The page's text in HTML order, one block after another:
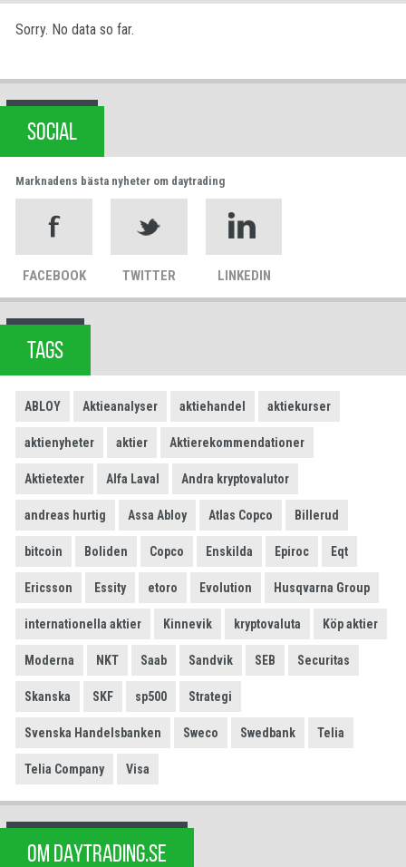
Sorry. No data so far.
SOCIAL
Marknadens bästa nyheter om daytrading
FACEBOOK TWITTER LINKEDIN
TAGS
ABLOY Aktieanalyser aktiehandel aktiekurser
aktienyheter aktier Aktierekommendationer
Aktietexter Alfa Laval Andra kryptovalutor
andreas hurtig Assa Abloy Atlas Copco Billerud
bitcoin Boliden Copco Enskilda Epiroc Eqt
Ericsson Essity etoro Evolution Husqvarna Group
internationella aktier Kinnevik kryptovaluta Köp aktier
Moderna NKT Saab Sandvik SEB Securitas
Skanska SKF sp500 Strategi
Svenska Handelsbanken Sweco Swedbank Telia
Telia Company Visa
OM DAYTRADING.SE